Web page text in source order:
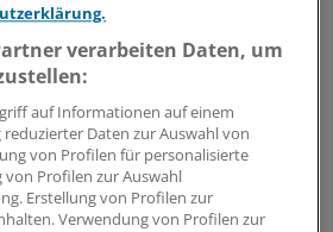
Deutschland berichtete, laut
um
möglich. Das
um 4,4 Milliarden Euro –
verarbeiten Daten, um
auf Informationen auf einem
Daten zur Auswahl von
von Profilen für personalisierte
Profilen zur Auswahl
Erstellung von Profilen zur
Verwendung von Profilen zur